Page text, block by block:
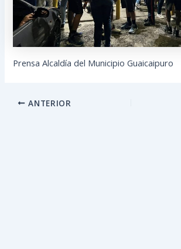
Prensa Alcaldía del Municipio Guaicaipuro
ANTERIOR